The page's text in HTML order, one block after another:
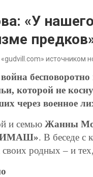
«У
источником
которой не
через военное
и семью Жанны
. В беседе с
родных – и